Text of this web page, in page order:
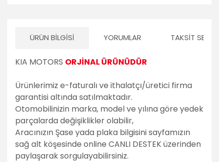
ÜRÜN BILGISI YORUMLAR TAKSIT
KIA MOTORS ORJİNAL ÜRÜNÜDÜR
Ürünlerimiz e-faturalı ve ithalatçı/üretici firma
garantisi altında satılmaktadır.
Otomobilinizin marka, model ve yılına göre yedek
parçalarda değişiklikler olabilir,
Aracınızın Şase yada plaka bilgisini sayfamızın
sağ alt köşesinde online CANLI DESTEK üzerinden
paylaşarak sorgulayabilirsiniz.